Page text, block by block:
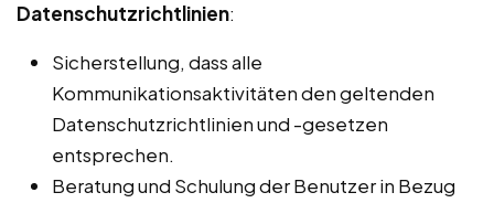
Datenschutzrichtlinien:
Sicherstellung, dass alle
Kommunikationsaktivitäten den geltenden
Datenschutzrichtlinien und -gesetzen
entsprechen.
Beratung und Schulung der Benutzer in Bezug